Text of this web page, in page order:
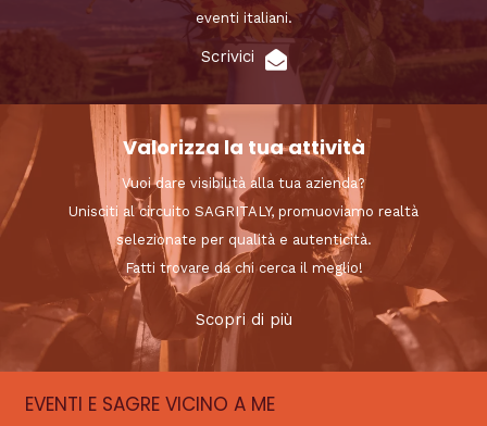
eventi italiani.
Scrivici
Valorizza la tua attività
Vuoi dare visibilità alla tua azienda?
Unisciti al circuito SAGRITALY, promuoviamo realtà
selezionate per qualità e autenticità.
Fatti trovare da chi cerca il meglio!
Scopri di più
EVENTI E SAGRE VICINO A ME